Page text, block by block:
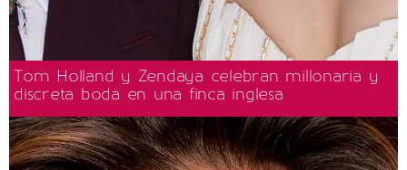
Tom Holland y Zendaya celebran millonaria y
discreta boda en una finca inglesa